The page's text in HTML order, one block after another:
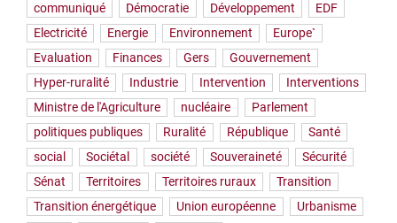
communiqué
Démocratie Développement
EDF
Electricité
Energie Environnement
Europe`
Evaluation
Finances Gers
Gouvernement
Hyper-ruralité
Industrie Intervention
Interventions
Ministre de l'Agriculture
nucléaire
Parlement
politiques publiques
Ruralité République
Santé
social
Sociétal société Souveraineté
Sécurité
Sénat
Territoires Territoires ruraux
Transition
Transition énergétique
Union européenne
Urbanisme